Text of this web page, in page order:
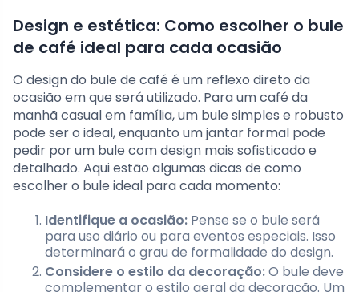
Design e estética: Como escolher o bule
de café ideal para cada ocasião
O design do bule de café é um reflexo direto da
ocasião em que será utilizado. Para um café da
manhã casual em família, um bule simples e robusto
pode ser o ideal, enquanto um jantar formal pode
pedir por um bule com design mais sofisticado e
detalhado. Aqui estão algumas dicas de como
escolher o bule ideal para cada momento:
Identifique a ocasião: Pense se o bule será
para uso diário ou para eventos especiais. Isso
determinará o grau de formalidade do design.
Considere o estilo da decoração:O bule deve
complementar o estilo geral da decoração. Um